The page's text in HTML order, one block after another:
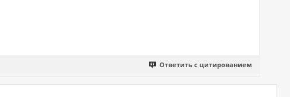
Ответить с цитированием